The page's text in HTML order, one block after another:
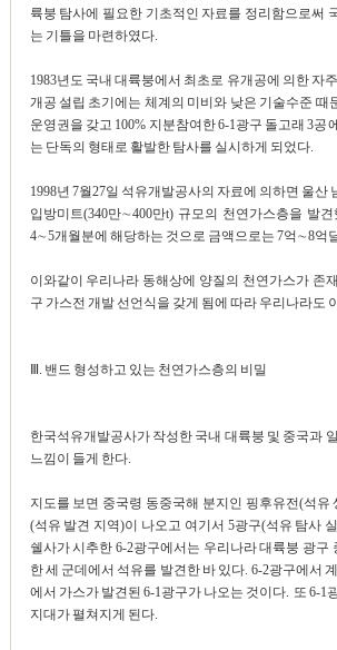
륙붕 탐사에 필요한 기초적인 자료를 정리함으로써
는 기틀을 마련하였다.
1983년도 국내 대륙붕에서 최초로 유개공에 의한
개공 설립 초기에는 체계의 미비와 낮은 기술수준
운영권을 갖고 100% 지분참여한 6-1광구 돌고래 3
는 단독의 형태로 활발한 탐사를 실시하게 되었다.
1998년 7월27일 석유개발공사의 자료에 의하면 울
입방미트(340만∼400만t) 규모의 천연가스층을 발
4∼5개월분에 해당하는 것으로 금액으로는 7억∼8억
이와같이 우리나라 동해상에 양질의 천연가스가 존
구 가스전 개발 선언식을 갖게 됨에 따라 우리나라도
Ⅲ. 밴드 형성하고 있는 천연가스층의 비밀
한국석유개발공사가 작성한 국내 대륙붕 및 중국과
느낌이 들게 한다.
지도를 보면 중국령 동중국해 분지인 핑후유전(석
(석유 발견 지역)이 나오고 여기서 5광구(석유 탐사
쉘사가 시추한 6-2광구에서는 우리나라 대륙붕 광
한 세 군데에서 석유를 발견한 바 있다. 6-2광구에서
에서 가스가 발견된 6-1광구가 나오는 것이다. 또 6-1
지대가 펼쳐지게 된다.